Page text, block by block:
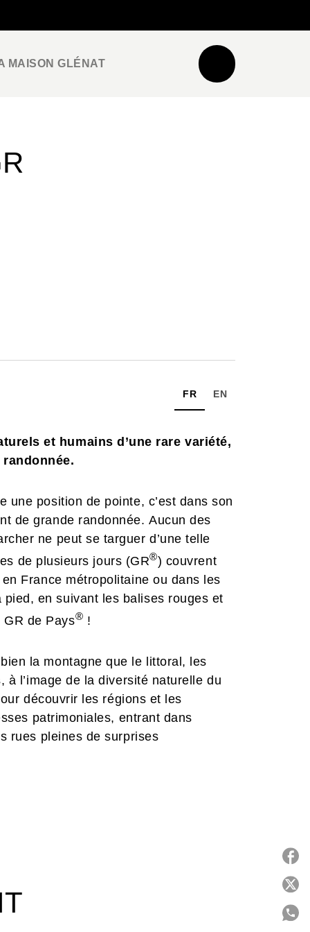
MAISON GLÉNAT
FR EN
et humains d’une rare variété,
une position de pointe, c’est dans son
de grande randonnée. Aucun des
ne peut se targuer d’une telle
de plusieurs jours (GR®) couvrent
France métropolitaine ou dans les
en suivant les balises rouges et
de Pays® !
la montagne que le littoral, les
l’image de la diversité naturelle du
découvrir les régions et les
patrimoniales, entrant dans
rues pleines de surprises
territorial, toute la force de
si riches, que nous vous